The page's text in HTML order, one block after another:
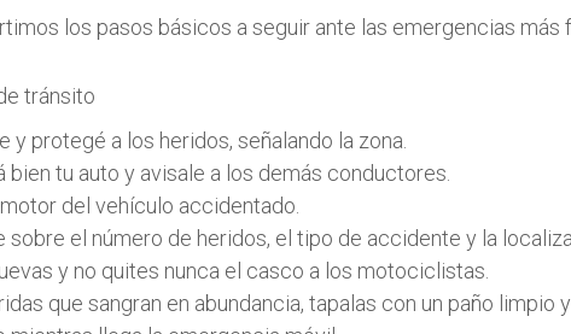
los pasos básicos a seguir ante las emergencias más
tránsito
y protegé a los heridos, señalando la zona.
bien tu auto y avisale a los demás conductores.
del vehículo accidentado.
sobre el número de heridos, el tipo de accidente y la
y no quites nunca el casco a los motociclistas.
que sangran en abundancia, tapalas con un paño limpio